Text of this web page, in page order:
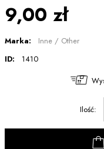
9,00 zł
Marka:
Inne / Other
ID:
1410
Ilość: